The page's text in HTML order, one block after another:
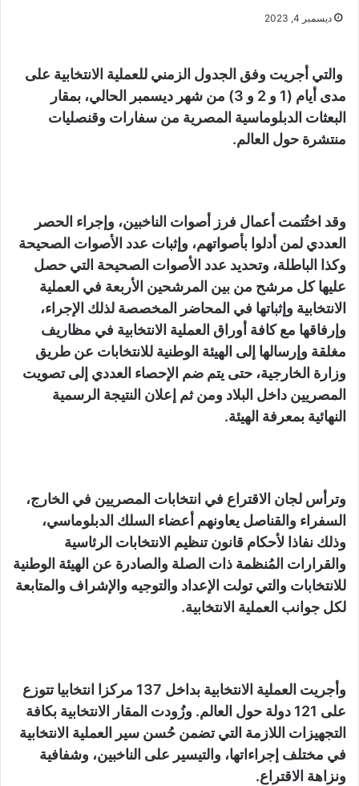
ديسمبر 4, 2023
والتي أجريت وفق الجدول الزمني للعملية الانتخابية على
مدى أيام (1 و 2 و 3) من شهر ديسمبر الحالي، بمقار
البعثات الدبلوماسية المصرية من سفارات وقنصليات
منتشرة حول العالم.
وقد اختُتمت أعمال فرز أصوات الناخبين، وإجراء الحصر
العددي لمن أدلوا بأصواتهم، وإثبات عدد الأصوات الصحيحة
وكذا الباطلة، وتحديد عدد الأصوات الصحيحة التي حصل
عليها كل مرشح من بين المرشحين الأربعة في العملية
الانتخابية وإثباتها في المحاضر المخصصة لذلك الإجراء،
وإرفاقها مع كافة أوراق العملية الانتخابية في مظاريف
مغلقة وإرسالها إلى الهيئة الوطنية للانتخابات عن طريق
وزارة الخارجية، حتى يتم ضم الإحصاء العددي إلى تصويت
المصريين داخل البلاد ومن ثم إعلان النتيجة الرسمية
النهائية بمعرفة الهيئة.
وترأس لجان الاقتراع في انتخابات المصريين في الخارج،
السفراء والقناصل يعاونهم أعضاء السلك الدبلوماسي،
وذلك نفاذا لأحكام قانون تنظيم الانتخابات الرئاسية
والقرارات المُنظمة ذات الصلة والصادرة عن الهيئة الوطنية
للانتخابات والتي تولت الإعداد والتوجيه والإشراف والمتابعة
لكل جوانب العملية الانتخابية.
وأجريت العملية الانتخابية بداخل 137 مركزا انتخابيا تتوزع
على 121 دولة حول العالم. وزُودت المقار الانتخابية بكافة
التجهيزات اللازمة التي تضمن حُسن سير العملية الانتخابية
في مختلف إجراءاتها، والتيسير على الناخبين، وشفافية
ونزاهة الاقتراع.